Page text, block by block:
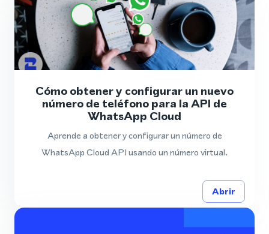
Cómo obtener y configurar un nuevo
número de teléfono para la API de
WhatsApp Cloud
Aprende a obtener y configurar un número de
WhatsApp Cloud API usando un número virtual.
Abrir